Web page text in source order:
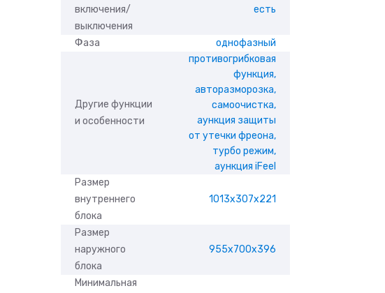
включения/
выключения
есть
Фаза однофазный
Другие функции
и особенности
противогрибковая
функция,
авторазморозка,
самоочистка,
aункция защиты
от утечки фреона,
турбо режим,
aункция iFeel
Размер
внутреннего
блока
1013x307x221
Размер
наружного
блока
955x700x396
Минимальная